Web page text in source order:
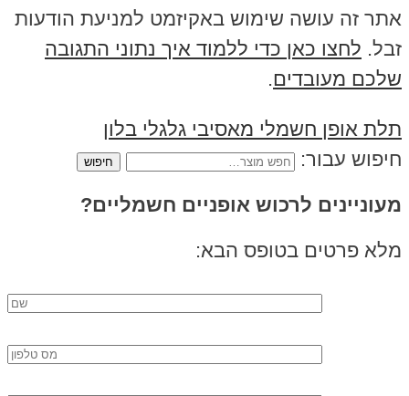
אתר זה עושה שימוש באקיזמט למניעת הודעות
זבל. לחצו כאן כדי ללמוד איך נתוני התגובה
שלכם מעובדים.
תלת אופן חשמלי מאסיבי גלגלי בלון
חיפוש עבור:
מעוניינים לרכוש אופניים חשמליים?
מלא פרטים בטופס הבא: